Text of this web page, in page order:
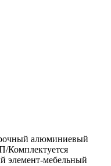
алюминиевый
Комплектуется
элемент-мебельный